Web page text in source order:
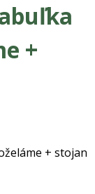
+
+ stojan